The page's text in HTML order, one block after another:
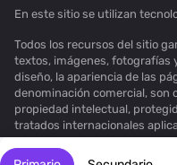
En este sitio se utilizan
Todos los recursos del sitio
textos, imágenes, fotografías
diseño, la apariencia de las
denominación comercial, son
propiedad intelectual,
tratados internacionales